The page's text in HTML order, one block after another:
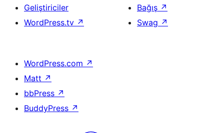
Geliştiriciler
WordPress.tv ↗
Bağış ↗
Swag ↗
WordPress.com ↗
Matt ↗
bbPress ↗
BuddyPress ↗